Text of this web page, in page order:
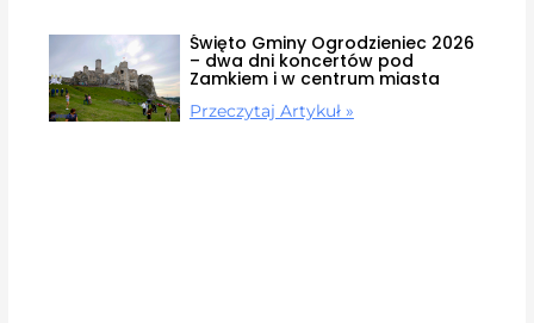
Święto Gminy Ogrodzieniec 2026
– dwa dni koncertów pod
Zamkiem i w centrum miasta
Przeczytaj Artykuł »